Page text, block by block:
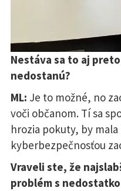
Nestáva sa to aj
nedostanú?
ML: Je to možné, no
voči občanom. Tí sa
hrozia pokuty, by
kyberbezpečnosťou
Vraveli ste, že
problém s